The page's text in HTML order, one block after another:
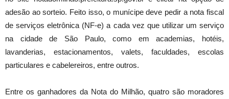
adesão ao sorteio. Feito isso, o munícipe deve pedir a nota fiscal
de serviços eletrônica (NF-e) a cada vez que utilizar um serviço
na cidade de São Paulo, como em academias, hotéis,
lavanderias, estacionamentos, valets, faculdades, escolas
particulares e cabelereiros, entre outros.
Entre os ganhadores da Nota do Milhão, quatro são moradores